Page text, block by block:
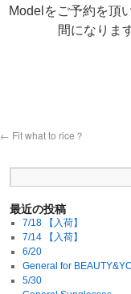
Modelをご予約を頂
間になりま
← Fit what to rice？
最近の投稿
7/18 【入荷】
7/14 【入荷】
6/20
General for
5/30